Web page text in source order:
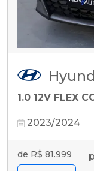
1.0 12V FLEX
2023/2024
de R$ 81.999